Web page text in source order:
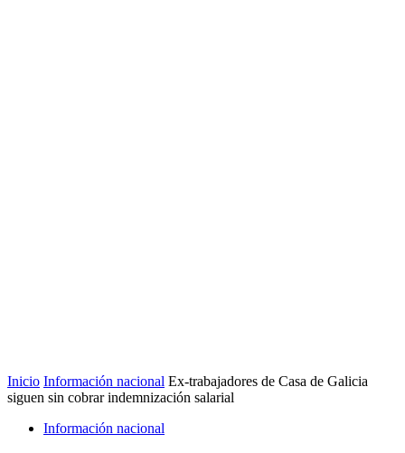
Inicio Información nacional Ex-trabajadores de Casa de Galicia
siguen sin cobrar indemnización salarial
Información nacional